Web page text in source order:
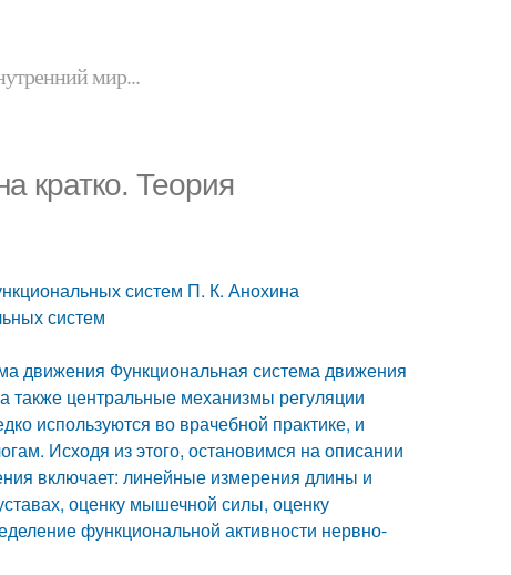
мир...
кратко. Теория
систем П. К. Анохина
систем
движения Функциональная система движения
центральные механизмы регуляции
используются во врачебной практике, и
Исходя из этого, остановимся на описании
включает: линейные измерения длины и
оценку мышечной силы, оценку
функциональной активности нервно-